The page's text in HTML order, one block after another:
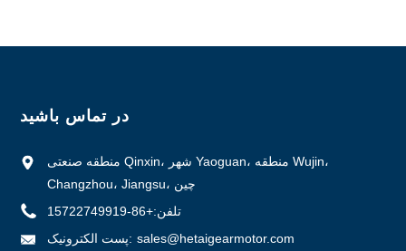
در تماس باشید
منطقه صنعتی Qinxin، شهر Yaoguan، منطقه Wujin،
Changzhou، Jiangsu، چین
تلفن:+86-15722749919
پست الکترونیک: sales@hetaigearmotor.com